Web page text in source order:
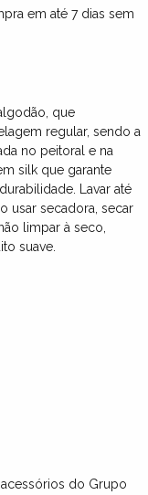
em até 7 dias sem
que
regular, sendo a
no peitoral e na
silk que garante
Lavar até
usar secadora, secar
limpar à seco,
suave.
do Grupo